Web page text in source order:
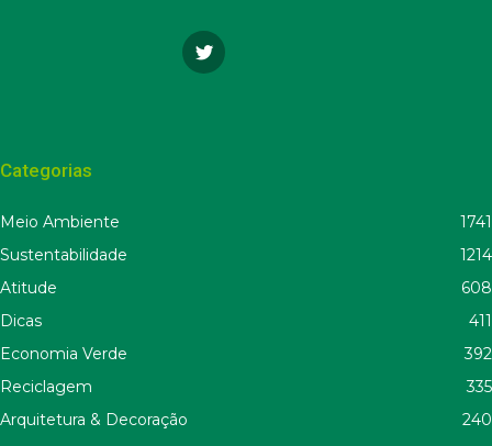
Categorias
Meio Ambiente
1741
Sustentabilidade
1214
Atitude
608
Dicas
411
Economia Verde
392
Reciclagem
335
Arquitetura & Decoração
240